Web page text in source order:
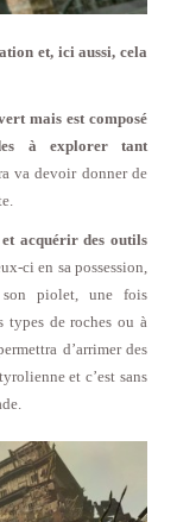
et, ici aussi, cela
mais est composé
à explorer tant
va devoir donner de
acquérir des outils
ci en sa possession,
piolet, une fois
types de roches ou à
d’arrimer des
et c’est sans